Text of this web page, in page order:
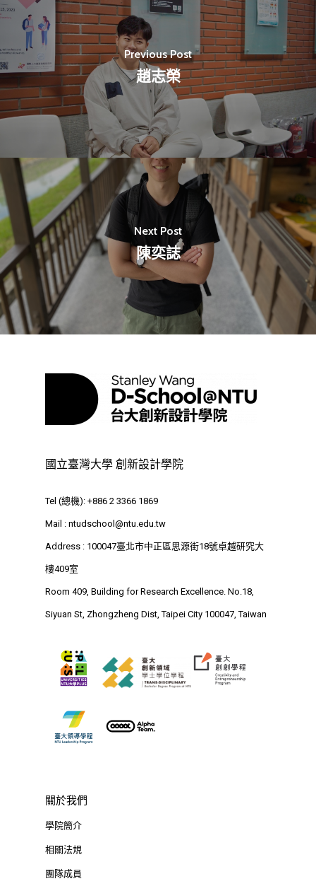
Previous Post
趙志榮
Next Post
陳奕誌
國立臺灣大學 創新設計學院
Tel (總機): +886 2 3366 1869
Mail : ntudschool@ntu.edu.tw
Address : 100047臺北市中正區思源街18號卓越研究大
樓409室
Room 409, Building for Research Excellence. No.18,
Siyuan St, Zhongzheng Dist, Taipei City 100047, Taiwan
關於我們
學院簡介
相關法規
團隊成員
最新消息
關於我們
學院簡介
相關法規
團隊成員
24hrs D
D-Day
業務單位
創新教育中心
創新領域學士學位學程
領導學分學程
實作中心
相關計畫
跟著董總實習
探索學習計畫
NTU Beyond Borders
相關表單
EN
Address : 100047臺北
Research Excellence.
Taipei City 100047,